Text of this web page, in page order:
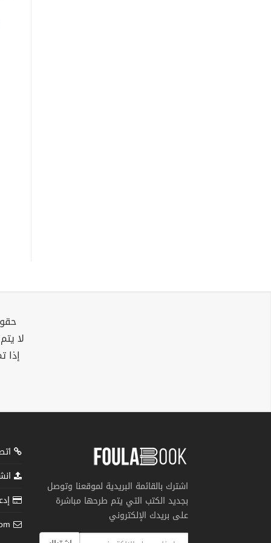
لا
إذا
اشترك بالقائمة البريدية لموقعنا وتوصل
بجديد الكتب التي يتم طرحها مباشرة
على بريدك الإلكتروني